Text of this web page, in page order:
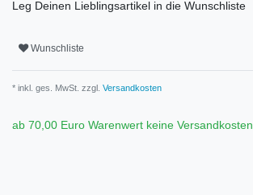
Leg Deinen Lieblingsartikel in die Wunschliste
Wunschliste
* inkl. ges. MwSt. zzgl. Versandkosten
ab 70,00 Euro Warenwert keine Versandkosten